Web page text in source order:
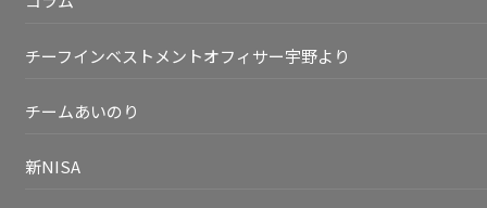
チーフインベストメントオフィサー宇野より
チームあいのり
新NISA